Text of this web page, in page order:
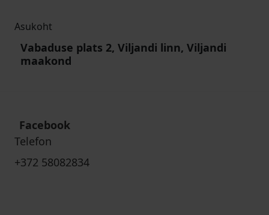
Asukoht
Vabaduse plats 2, Viljandi linn, Viljandi
maakond
Facebook
Telefon
+372 58082834